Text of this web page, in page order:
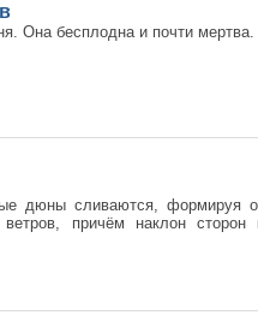
Она бесплодна и почти мертва.
дюны сливаются, формируя
ветров, причём наклон